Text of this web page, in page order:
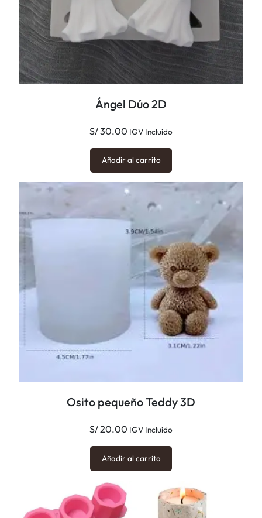
Ángel Dúo 2D
S/30.00 IGV Incluido
Añadir al carrito
Osito pequeño Teddy 3D
S/20.00 IGV Incluido
Añadir al carrito